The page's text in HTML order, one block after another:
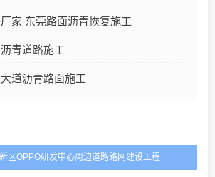
家 东莞路面沥青恢复施工
青道路施工
道沥青路面施工
区OPPO研发中心周边道路路网建设工程